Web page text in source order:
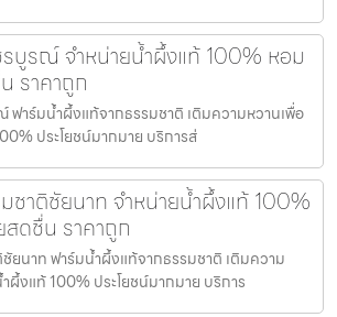
บูรณ์ จำหน่ายน้ำผึ้งแท้ 100% หอม
ราคาถูก
ฟาร์มน้ำผึ้งแท้จากธรรมชาติ เติมความหวานเพื่อ
ประโยชน์มากมาย บริการส่
ชาติชัยนาท จำหน่ายน้ำผึ้งแท้ 100%
ดชื่น ราคาถูก
ยนาท ฟาร์มน้ำผึ้งแท้จากธรรมชาติ เติมความ
ผึ้งแท้ 100% ประโยชน์มากมาย บริการ